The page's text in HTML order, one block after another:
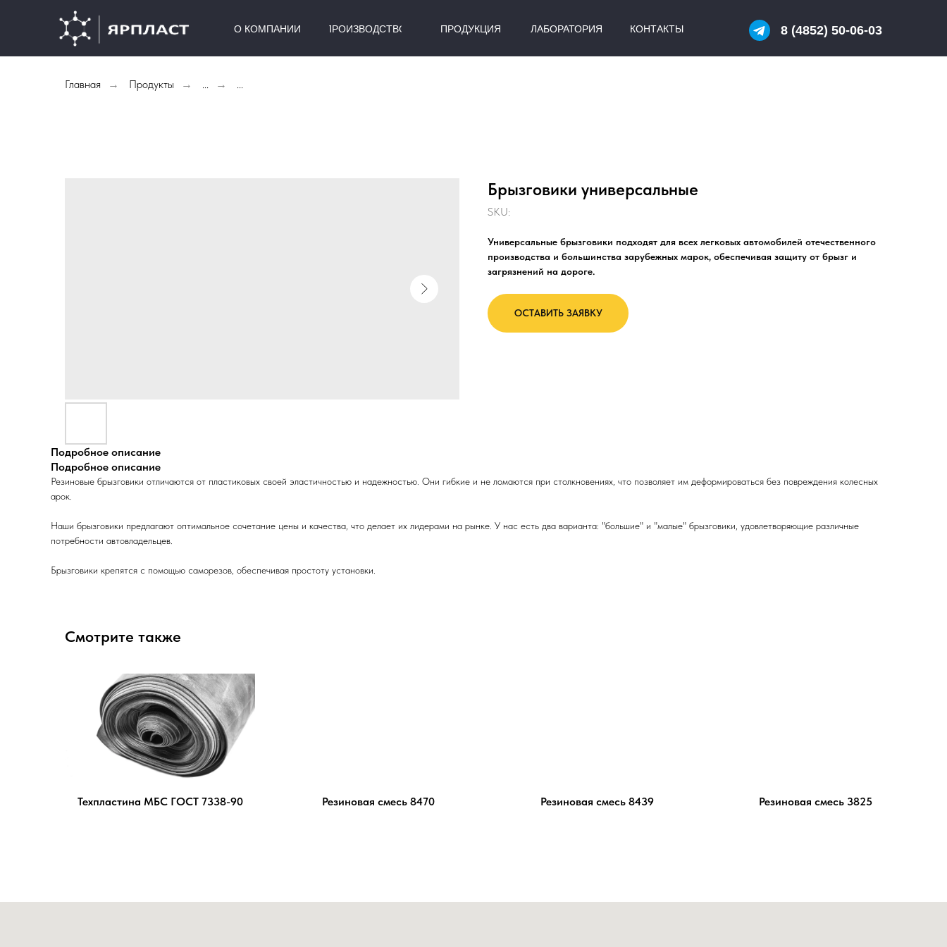
8 (4852) 50-06-03
О КОМПАНИИ ПРОИЗВОДСТВО ПРОДУКЦИЯ ЛАБОРАТОРИЯ КОНТАКТЫ
Главная → Продукты → ... → ...
Брызговики универсальные
SKU:
Универсальные брызговики подходят для всех легковых автомобилей отечественного
производства и большинства зарубежных марок, обеспечивая защиту от брызг и
загрязнений на дороге.
ОСТАВИТЬ ЗАЯВКУ
Подробное описание
Подробное описание
Резиновые брызговики отличаются от пластиковых своей эластичностью и надежностью. Они гибкие и не ломаются при столкновениях, что позволяет им деформироваться без повреждения колесных
арок.
Наши брызговики предлагают оптимальное сочетание цены и качества, что делает их лидерами на рынке. У нас есть два варианта: "большие" и "малые" брызговики, удовлетворяющие различные
потребности автовладельцев.
Брызговики крепятся с помощью саморезов, обеспечивая простоту установки.
Смотрите также
Техпластина МБС ГОСТ 7338-90 Резиновая смесь 8470 Резиновая смесь 8439 Резиновая смесь 3825